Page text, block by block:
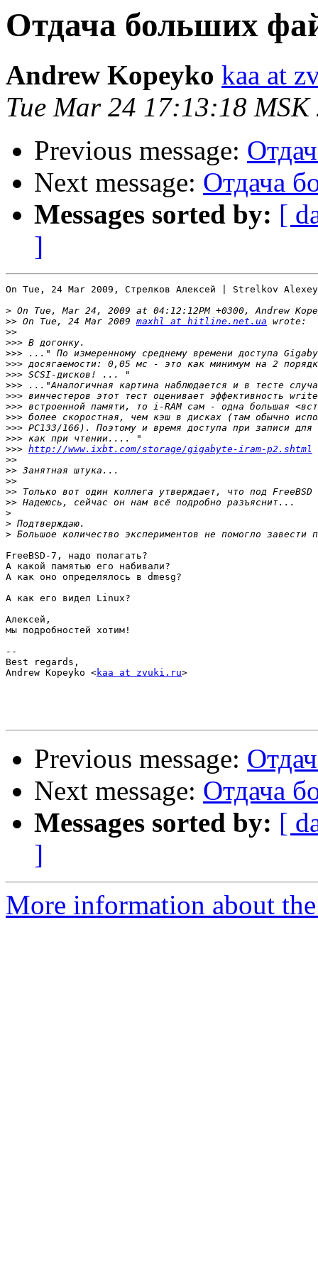
Отдача больших
Andrew Kopeyko kaa at
Tue Mar 24 17:13:18 MSK
Previous message:
Next message: Отдача
Messages sorted by: [
]
On Tue, 24 Mar 2009, Стрелков Алексей | Strelkov
>
>> On Tue, 24 Mar 2009 maxhl at hitline.net.ua
>>
>>>
>>>
>>>
>>>
>>>
>>>
>>>
>>>
>>>
>>>
>>> http://www.ixbt.com/storage/gigabyte-iram-p2.shtml
>>
>>
>>
>>
>>
>
>
>
FreeBSD-7, надо полагать?
А какой памятью его набивали?
А как оно определялось в dmesg?
А как его видел Linux?
Алексей,
мы подробностей хотим!
--
Best regards,
Andrew Kopeyko <kaa at zvuki.ru>
Previous message:
Next message: Отдача
Messages sorted by: [
]
More information about